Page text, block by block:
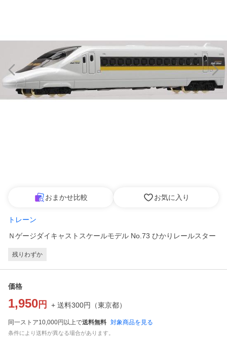
おまかせ比較 お気に入り
トレーン
Ｎゲージダイキャストスケールモデル No.73 ひかりレールスター
残りわずか
価格
1,950 円 + 送料300円 （東京都）
同一ストア10,000円以上で送料無料 対象商品を見る
条件により送料が異なる場合があります。